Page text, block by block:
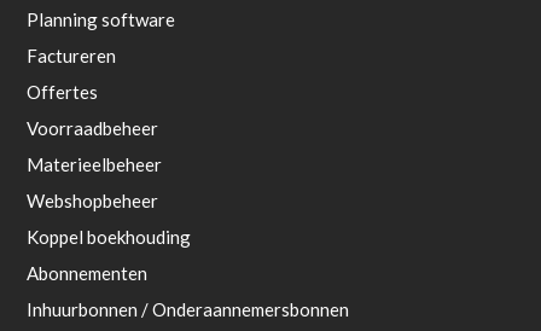
Planning software
Factureren
Offertes
Voorraadbeheer
Materieelbeheer
Webshopbeheer
Koppel boekhouding
Abonnementen
Inhuurbonnen / Onderaannemersbonnen